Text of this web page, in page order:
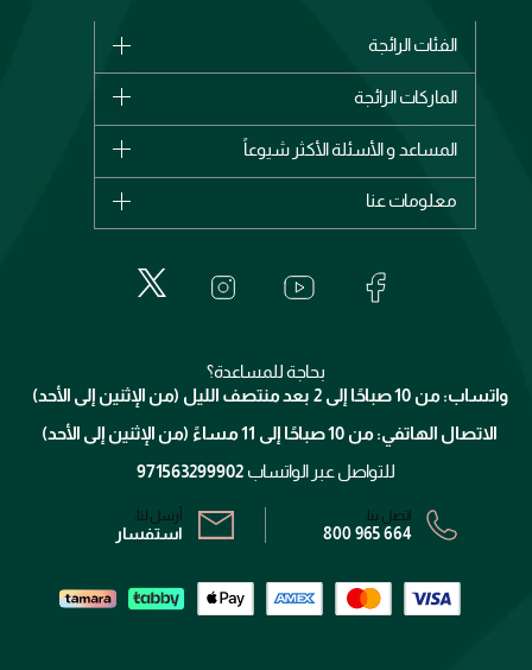
الفئات الرائجة
الأكثر مبيعاً
اشترِ بطاقة هدية
الماركات الرائجة
بربري
إيف سان لوران
المساعد و الأسئلة الأكثر شيوعاً
الإرجاع
معلومات عنا
خدمات المعارض
برنامج الولاء ميوز
الشروط و الأحكام
سياسة الخصوصية
بحاجة للمساعدة؟
واتساب: من 10 صباحًا إلى 2 بعد منتصف الليل (من الإثنين إلى الأحد)
الاتصال الهاتفي: من 10 صباحًا إلى 11 مساءً (من الإثنين إلى الأحد)
للتواصل عبر الواتساب 971563299902
اتصل بنا:
800 965 664
أرسل لنا:
استفسار